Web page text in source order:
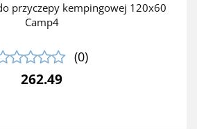
przyczepy kempingowej 120x60
Camp4
(0)
262.49